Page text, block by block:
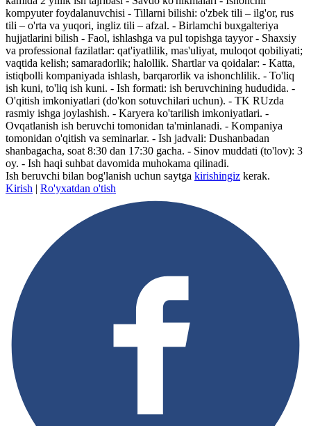
kompyuter foydalanuvchisi - Tillarni bilishi: o'zbek tili – ilg'or, rus
tili – o'rta va yuqori, ingliz tili – afzal. - Birlamchi buxgalteriya
hujjatlarini bilish - Faol, ishlashga va pul topishga tayyor - Shaxsiy
va professional fazilatlar: qat'iyatlilik, mas'uliyat, muloqot qobiliyati;
vaqtida kelish; samaradorlik; halollik. Shartlar va qoidalar: - Katta,
istiqbolli kompaniyada ishlash, barqarorlik va ishonchlilik. - To'liq
ish kuni, to'liq ish kuni. - Ish formati: ish beruvchining hududida. -
O'qitish imkoniyatlari (do'kon sotuvchilari uchun). - TK RUzda
rasmiy ishga joylashish. - Karyera ko'tarilish imkoniyatlari. -
Ovqatlanish ish beruvchi tomonidan ta'minlanadi. - Kompaniya
tomonidan o'qitish va seminarlar. - Ish jadvali: Dushanbadan
shanbagacha, soat 8:30 dan 17:30 gacha. - Sinov muddati (to'lov): 3
oy. - Ish haqi suhbat davomida muhokama qilinadi.
Ish beruvchi bilan bog'lanish uchun saytga kirishingiz kerak.
Kirish | Ro'yxatdan o'tish